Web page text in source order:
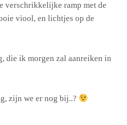
verschrikkelijke ramp met de
viool, en lichtjes op de
die ik morgen zal aanreiken in
zijn we er nog bij..?